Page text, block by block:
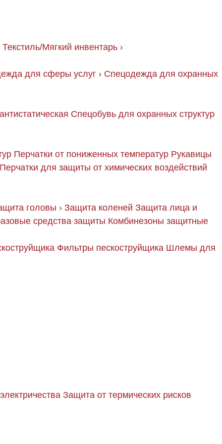
Текстиль/Мягкий инвентарь ›
для сферы услуг › Спецодежда для охранных
Спецобувь для охранных структур
Перчатки от пониженных температур Рукавицы
Перчатки для защиты от химических воздействий
головы › Защита коленей Защита лица и
средства защиты Комбинезоны защитные
Фильтры пескоструйщика Шлемы для
Защита от термических рисков